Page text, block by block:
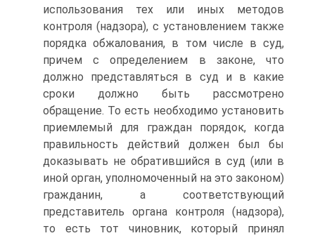
использования тех или иных методов
контроля (надзора), с установлением также
порядка обжалования, в том числе в суд,
причем с определением в законе, что
должно представляться в суд и в какие
сроки должно быть рассмотрено
обращение. То есть необходимо установить
приемлемый для граждан порядок, когда
правильность действий должен был бы
доказывать не обратившийся в суд (или в
иной орган, уполномоченный на это законом)
гражданин, а соответствующий
представитель органа контроля (надзора),
то есть тот чиновник, который принял